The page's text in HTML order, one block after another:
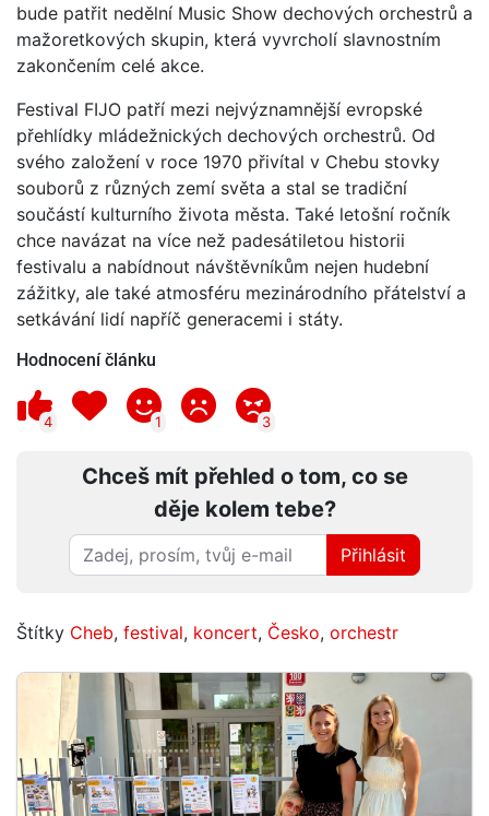
bude patřit nedělní Music Show dechových orchestrů a
mažoretkových skupin, která vyvrcholí slavnostním
zakončením celé akce.
Festival FIJO patří mezi nejvýznamnější evropské
přehlídky mládežnických dechových orchestrů. Od
svého založení v roce 1970 přivítal v Chebu stovky
souborů z různých zemí světa a stal se tradiční
součástí kulturního života města. Také letošní ročník
chce navázat na více než padesátiletou historii
festivalu a nabídnout návštěvníkům nejen hudební
zážitky, ale také atmosféru mezinárodního přátelství a
setkávání lidí napříč generacemi i státy.
Hodnocení článku
4 1 3
Chceš mít přehled o tom, co se
děje kolem tebe?
Přihlásit
Štítky Cheb, festival, koncert, Česko, orchestr